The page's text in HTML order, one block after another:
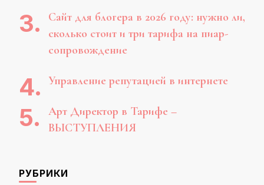
Сайт для блогера в 2026 году: нужно ли,
сколько стоит и три тарифа на пиар-
сопровождение
Управление репутацией в интернете
Арт Директор в Тарифе –
ВЫСТУПЛЕНИЯ
РУБРИКИ